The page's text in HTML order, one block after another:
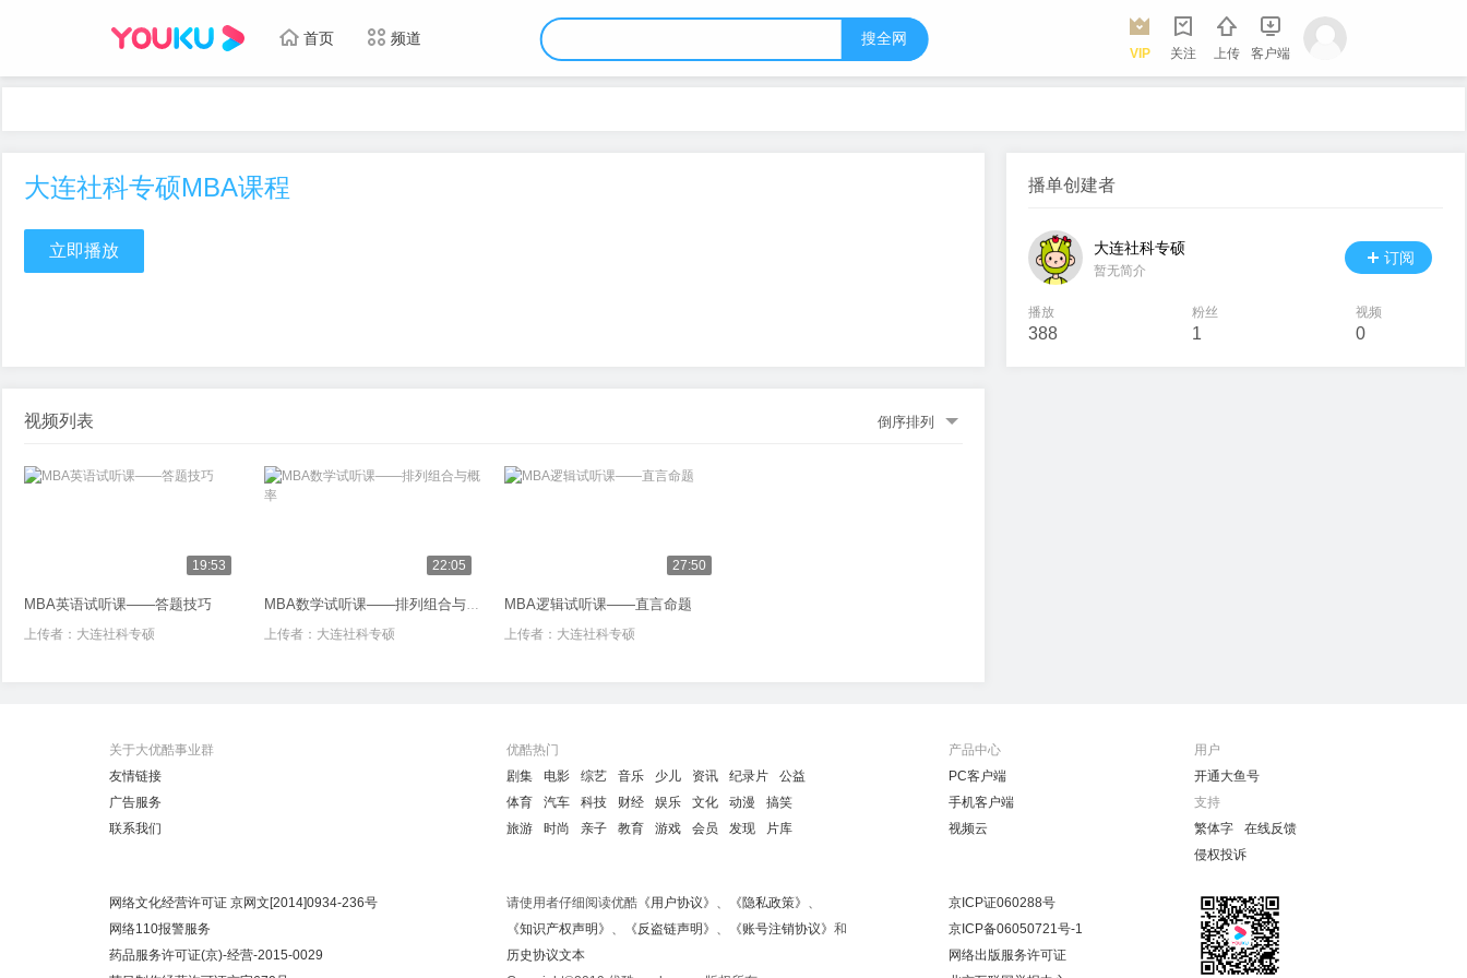
首页 频道 搜全网
VIP 关注 上传 客户端
大连社科专硕MBA课程
立即播放
视频列表 倒序排列
19:53
MBA英语试听课——答题技巧
上传者： 大连社科专硕
22:05
MBA数学试听课——排列组合与概率
上传者： 大连社科专硕
27:50
MBA逻辑试听课——直言命题
上传者： 大连社科专硕
播单创建者
大连社科专硕
暂无简介
订阅
播放
388
粉丝
1
视频
0
关于大优酷事业群
友情链接
广告服务
联系我们
优酷热门
剧集
电影 综艺 音乐 少儿 资讯 纪录片
公益
体育
汽车 科技 财经 娱乐 文化 动漫
搞笑
旅游
时尚 亲子 教育 游戏 会员 发现 片库
产品中心
PC客户端
手机客户端
视频云
用户
开通大鱼号
支持
繁体字
在线反馈
侵权投诉
网络文化经营许可证 京网文[2014]0934-236号
网络110报警服务
药品服务许可证(京)-经营-2015-0029
请使用者仔细阅读优酷《用户协议》 、 《隐私政策》 、
《知识产权声明》 、 《反盗链声明》 、 《账号注销协议》 和
历史协议文本
京ICP证060288号
京ICP备06050721号-1
网络出版服务许可证